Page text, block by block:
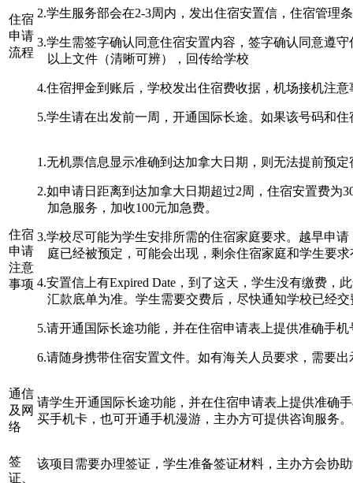
住宿
申请
流程
2.学生服务部会在2-3周内，发出住宿安置信，住宿管理
3.学生需签字确认同意住宿安置内容，签字确认同意遵
以上文件（清晰可辨），回传给学校
4.住宿押金到账后，学校发出住宿费收据，机场接机注意
5.学生请在出发前一周，开通国际长途。如果该号码和
住宿
申请
注意
事项
1.无机票信息显示准确到达加拿大日期，则无法提前预定
2.如申请日距离到达加拿大日期超过2周，住宿安置费为
加急服务，加收100元加急费。
3.学校尽可能为学生安排所需的住宿家庭要求。越早申
庭已经被预定，可能会出现，剩余住宿家庭和学生要
4.安置信上有Expired Date，到了这天，学生没有缴费，
汇款底单为准。学生需要交费后，尽快通知学校已经交
5.请开通国际长途功能，并在住宿申请表上提供准确手
6.请随身携带住宿安置文件。如有海关人员要求，需要出
通信
及网
络
请学生开通国际长途功能，并在住宿申请表上提供准确
买手机卡，也可开通手机漫游，主办方可提供咨询服务。
签
证、
该项目需要办理签证，学生准备签证材料，主办方会协